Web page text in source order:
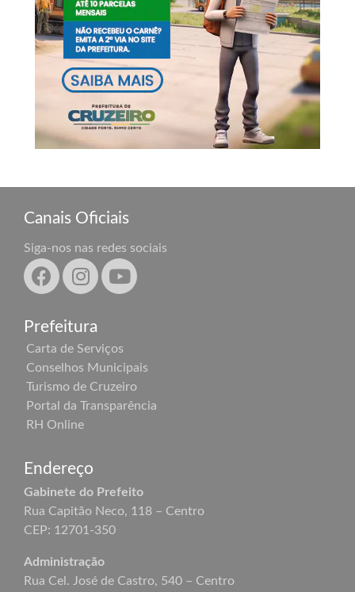
Canais Oficiais
Siga-nos nas redes sociais
Prefeitura
Carta de Serviços
Conselhos Municipais
Turismo de Cruzeiro
Portal da Transparência
RH Online
Endereço
Gabinete do Prefeito
Rua Capitão Neco, 118 – Centro
CEP: 12701-350
Administração
Rua Cel. José de Castro, 540 – Centro